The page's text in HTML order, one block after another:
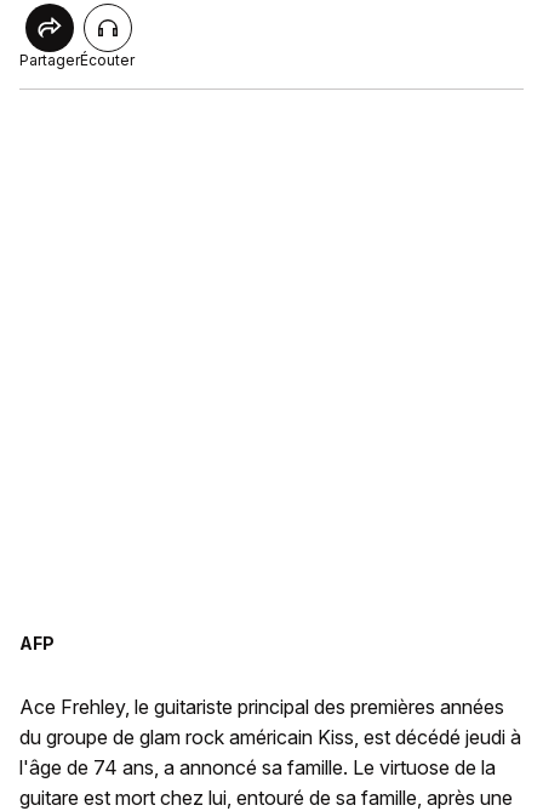
PartagerÉcouter
AFP
Ace Frehley, le guitariste principal des premières années
du groupe de glam rock américain Kiss, est décédé jeudi à
l'âge de 74 ans, a annoncé sa famille. Le virtuose de la
guitare est mort chez lui, entouré de sa famille, après une